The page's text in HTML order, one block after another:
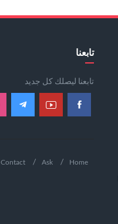
تابعنا
تابعنا ليصلك كل جديد
Home
Ask
Contact